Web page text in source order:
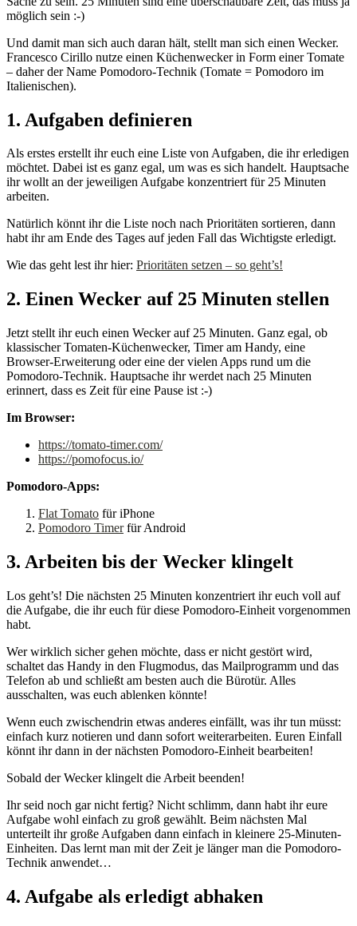
möglich sein :-)
Und damit man sich auch daran hält, stellt man sich einen Wecker.
Francesco Cirillo nutze einen Küchenwecker in Form einer Tomate
– daher der Name Pomodoro-Technik (Tomate = Pomodoro im
Italienischen).
1. Aufgaben definieren
Als erstes erstellt ihr euch eine Liste von Aufgaben, die ihr erledigen
möchtet. Dabei ist es ganz egal, um was es sich handelt. Hauptsache
ihr wollt an der jeweiligen Aufgabe konzentriert für 25 Minuten
arbeiten.
Natürlich könnt ihr die Liste noch nach Prioritäten sortieren, dann
habt ihr am Ende des Tages auf jeden Fall das Wichtigste erledigt.
Wie das geht lest ihr hier: Prioritäten setzen – so geht’s!
2. Einen Wecker auf 25 Minuten stellen
Jetzt stellt ihr euch einen Wecker auf 25 Minuten. Ganz egal, ob
klassischer Tomaten-Küchenwecker, Timer am Handy, eine
Browser-Erweiterung oder eine der vielen Apps rund um die
Pomodoro-Technik. Hauptsache ihr werdet nach 25 Minuten
erinnert, dass es Zeit für eine Pause ist :-)
Im Browser:
https://tomato-timer.com/
https://pomofocus.io/
Pomodoro-Apps:
Flat Tomato für iPhone
Pomodoro Timerfür Android
3. Arbeiten bis der Wecker klingelt
Los geht’s! Die nächsten 25 Minuten konzentriert ihr euch voll auf
die Aufgabe, die ihr euch für diese Pomodoro-Einheit vorgenommen
habt.
Wer wirklich sicher gehen möchte, dass er nicht gestört wird,
schaltet das Handy in den Flugmodus, das Mailprogramm und das
Telefon ab und schließt am besten auch die Bürotür. Alles
ausschalten, was euch ablenken könnte!
Wenn euch zwischendrin etwas anderes einfällt, was ihr tun müsst:
einfach kurz notieren und dann sofort weiterarbeiten. Euren Einfall
könnt ihr dann in der nächsten Pomodoro-Einheit bearbeiten!
Sobald der Wecker klingelt die Arbeit beenden!
Ihr seid noch gar nicht fertig? Nicht schlimm, dann habt ihr eure
Aufgabe wohl einfach zu groß gewählt. Beim nächsten Mal
unterteilt ihr große Aufgaben dann einfach in kleinere 25-Minuten-
Einheiten. Das lernt man mit der Zeit je länger man die Pomodoro-
Technik anwendet…
4. Aufgabe als erledigt abhaken